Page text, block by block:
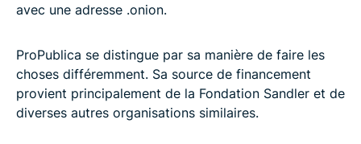
avec une adresse .onion.
ProPublica se distingue par sa manière de faire les
choses différemment. Sa source de financement
provient principalement de la Fondation Sandler et de
diverses autres organisations similaires.